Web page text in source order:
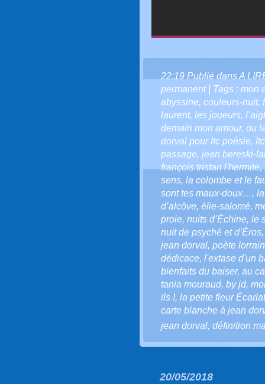
22:19 Publié dansA
permanent| Tags : mon
abyssine, couleurs-nuit,
laurent, les joueurs,
demain mon amour, ou
dorval pour ltc poésie,
passage, jean bereski-
françois tristan l'hermite,
sens, la colombe et le
sont tes maux-doux…,
d’alcôve, élie-salomé,
proie, nuits d’Échine, le
nuit de psyché et d’Éros
jean dorval, poète lorrain
dédicace, l'extase d'un
bienfaits du baiser, au
tania mouraud, by jd,
ils !, la petite fleur
carte blanche à jean
jean dorval, définition
20/05/2018